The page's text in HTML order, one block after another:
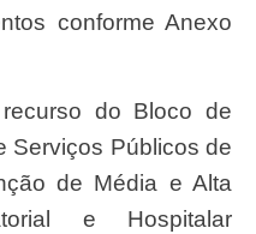
conforme Anexo
do Bloco de
Serviços Públicos de
de Média e Alta
e Hospitalar